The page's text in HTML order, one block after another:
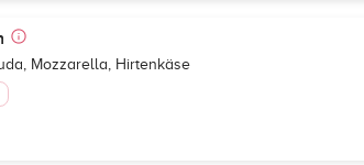
Mozzarella, Hirtenkäse